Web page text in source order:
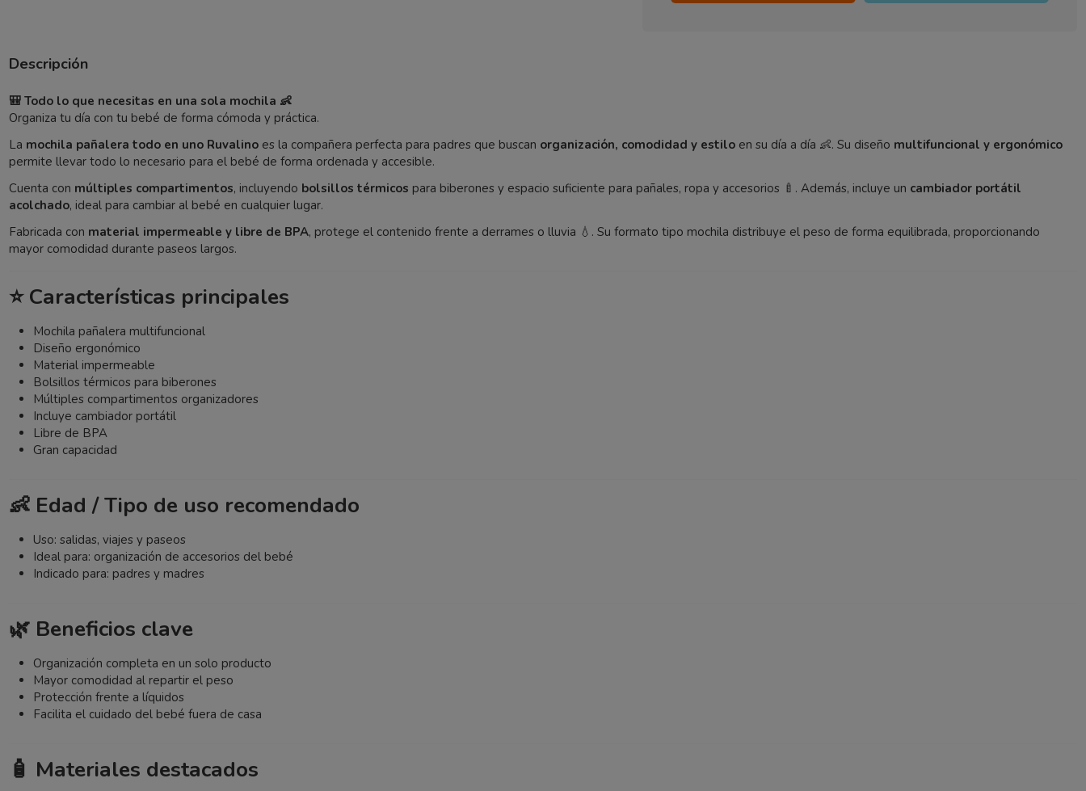
Descripción
🎒 Todo lo que necesitas en una sola mochila 👶
Organiza tu día con tu bebé de forma cómoda y práctica.
La mochila pañalera todo en uno Ruvalino es la compañera perfecta para padres que buscan organización, comodidad y estilo en su día a día 👶. Su diseño multifuncional y ergonómico
permite llevar todo lo necesario para el bebé de forma ordenada y accesible.
Cuenta con múltiples compartimentos, incluyendo bolsillos térmicos para biberones y espacio suficiente para pañales, ropa y accesorios 🍼. Además, incluye un cambiador portátil
acolchado, ideal para cambiar al bebé en cualquier lugar.
Fabricada con material impermeable y libre de BPA, protege el contenido frente a derrames o lluvia 💧. Su formato tipo mochila distribuye el peso de forma equilibrada, proporcionando
mayor comodidad durante paseos largos.
⭐ Características principales
Mochila pañalera multifuncional
Diseño ergonómico
Material impermeable
Bolsillos térmicos para biberones
Múltiples compartimentos organizadores
Incluye cambiador portátil
Libre de BPA
Gran capacidad
👶 Edad / Tipo de uso recomendado
Uso: salidas, viajes y paseos
Ideal para: organización de accesorios del bebé
Indicado para: padres y madres
🌿 Beneficios clave
Organización completa en un solo producto
Mayor comodidad al repartir el peso
Protección frente a líquidos
Facilita el cuidado del bebé fuera de casa
🧴 Materiales destacados